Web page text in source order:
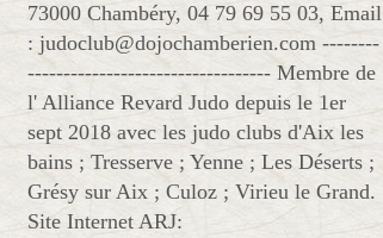
73000 Chambéry, 04 79 69 55 03, Email
: judoclub@dojochamberien.com --------
---------------------------------- Membre de
l' Alliance Revard Judo depuis le 1er
sept 2018 avec les judo clubs d'Aix les
bains ; Tresserve ; Yenne ; Les Déserts ;
Grésy sur Aix ; Culoz ; Virieu le Grand.
Site Internet ARJ: